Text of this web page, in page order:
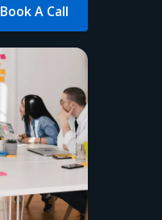
Book A Call